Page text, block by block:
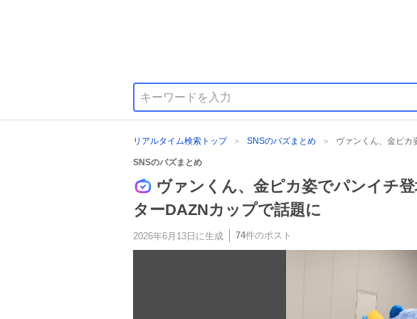
リアルタイム検索トップ SNSのバズまとめ
SNSのバズまとめ
ヴァンくん、金ピカ姿でパンイチ
ターDAZNカップで話題に
2026年6月13日 に生成 74件のポスト